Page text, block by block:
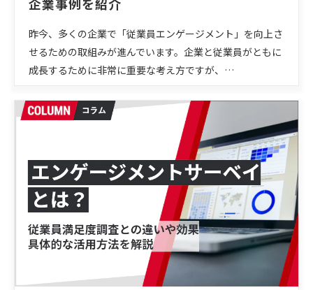
昨今、多くの企業で「従業員エンゲージメント」を向上さ
せるための取組みが進んでいます。企業と従業員がともに
成長するために非常に重要な考え方ですが、…